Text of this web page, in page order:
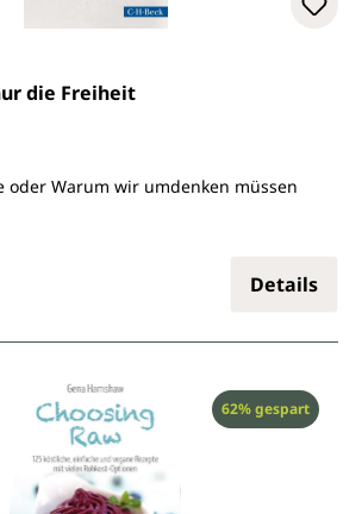
die Freiheit
oder Warum wir umdenken müssen
Details
Rabatt
62% gespart